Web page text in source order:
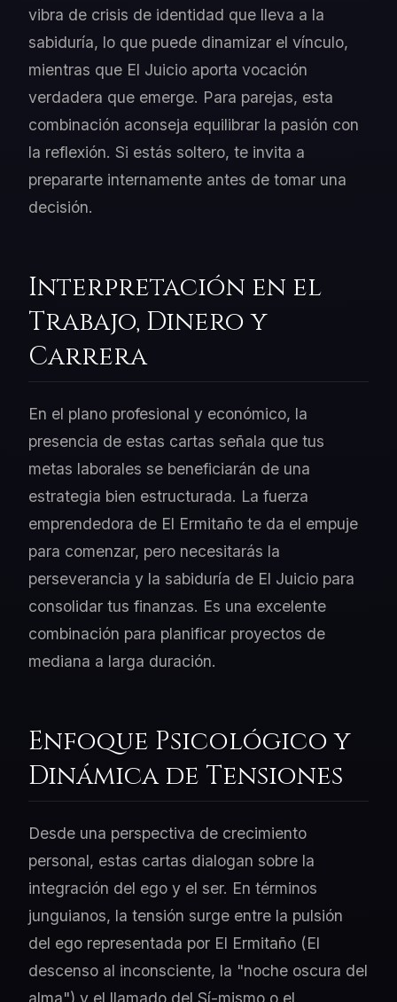
vibra de crisis de identidad que lleva a la
sabiduría, lo que puede dinamizar el vínculo,
mientras que El Juicio aporta vocación
verdadera que emerge. Para parejas, esta
combinación aconseja equilibrar la pasión con
la reflexión. Si estás soltero, te invita a
prepararte internamente antes de tomar una
decisión.
Interpretación en el
Trabajo, Dinero y
Carrera
En el plano profesional y económico, la
presencia de estas cartas señala que tus
metas laborales se beneficiarán de una
estrategia bien estructurada. La fuerza
emprendedora de El Ermitaño te da el empuje
para comenzar, pero necesitarás la
perseverancia y la sabiduría de El Juicio para
consolidar tus finanzas. Es una excelente
combinación para planificar proyectos de
mediana a larga duración.
Enfoque Psicológico y
Dinámica de Tensiones
Desde una perspectiva de crecimiento
personal, estas cartas dialogan sobre la
integración del ego y el ser. En términos
junguianos, la tensión surge entre la pulsión
del ego representada por El Ermitaño (El
descenso al inconsciente, la "noche oscura del